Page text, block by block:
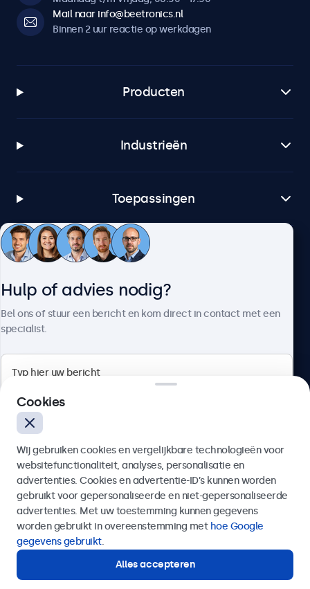
Mail naar info@beetronics.nl
Binnen 2 uur reactie op werkdagen
Producten
Industrieën
Toepassingen
Klantenservice
4.8/5 door 5000+ bedrijven
Nederlands
Hulp of advies nodig?
Bel ons of stuur een bericht en kom direct in contact met een
specialist.
Verzenden
Of bel ons op
Hulp of advies nodig?
Direct contact met een specialist.
Cookies
Wij gebruiken cookies en vergelijkbare technologieën voor
websitefunctionaliteit, analyses, personalisatie en
advertenties. Cookies en advertentie-ID’s kunnen worden
gebruikt voor gepersonaliseerde en niet-gepersonaliseerde
advertenties. Met uw toestemming kunnen gegevens
worden gebruikt in overeenstemming met hoe Google
gegevens gebruikt.
Alles accepteren